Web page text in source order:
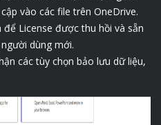
vào các file trên OneDrive.
để License được thu hồi và sẵn
dùng mới.
các tùy chọn bảo lưu dữ liệu,